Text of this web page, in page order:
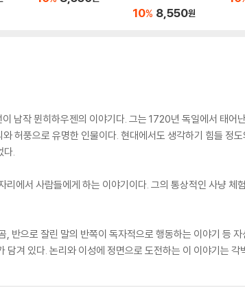
10% 8,550원
남작 뮌히하우젠의 이야기다. 그는 1720년 독일에서 태어
허풍으로 유명한 인물이다. 현대에서도 생각하기 힘들 정
.
에서 사람들에게 하는 이야기이다. 그의 통상적인 사냥 체
, 반으로 잘린 말의 반쪽이 독자적으로 행동하는 이야기 등
겨 있다. 논리와 이성에 정면으로 도전하는 이 이야기는 각